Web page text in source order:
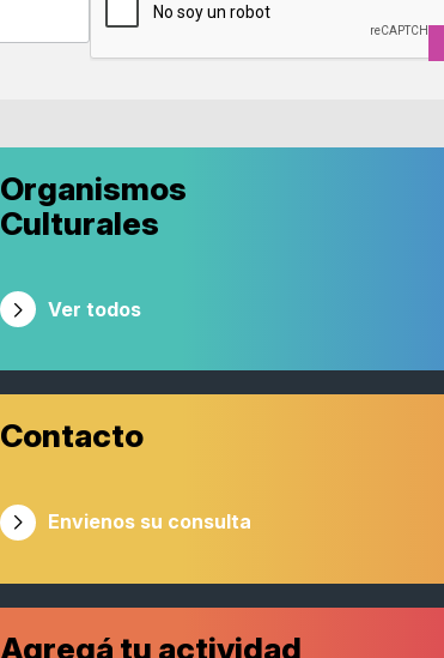
Organismos
Culturales
Ver todos
Contacto
Envienos su consulta
Agregá tu actividad